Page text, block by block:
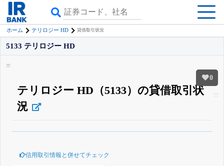
ホーム テリロジー HD 貸借取引状況
0
5133 テリロジー HD
テリロジー HD（5133）の貸借取引状
況
登録すると永久30%OFFと米株版の先行利用も付きます
信用取引情報と併せてチェック